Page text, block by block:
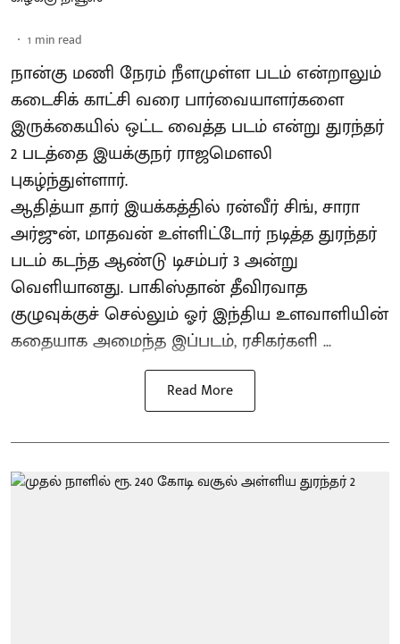
1 min read
நான்கு மணி நேரம் நீளமுள்ள படம் என்றாலும்
கடைசிக் காட்சி வரை பார்வையாளர்களை
இருக்கையில் ஒட்ட வைத்த படம் என்று துரந்தர்
2 படத்தை இயக்குநர் ராஜமௌலி
புகழ்ந்துள்ளார்.
ஆதித்யா தார் இயக்கத்தில் ரன்வீர் சிங், சாரா
அர்ஜுன், மாதவன் உள்ளிட்டோர் நடித்த துரந்தர்
படம் கடந்த ஆண்டு டிசம்பர் 3 அன்று
வெளியானது. பாகிஸ்தான் தீவிரவாத
குழுவுக்குச் செல்லும் ஓர் இந்திய உளவாளியின்
கதையாக அமைந்த இப்படம், ரசிகர்களி ...
Read More